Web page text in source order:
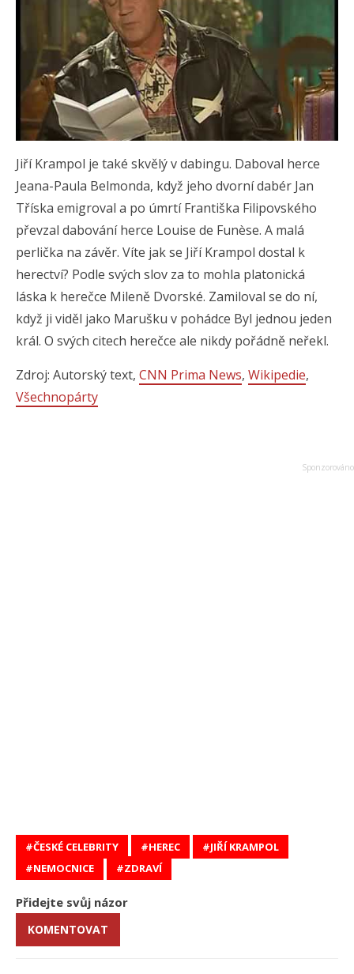
Jiří Krampol je také skvělý v dabingu. Daboval herce
Jeana-Paula Belmonda, když jeho dvorní dabér Jan
Tříska emigroval a po úmrtí Františka Filipovského
převzal dabování herce Louise de Funèse. A malá
perlička na závěr. Víte jak se Jiří Krampol dostal k
herectví? Podle svých slov za to mohla platonická
láska k herečce Mileně Dvorské. Zamiloval se do ní,
když ji viděl jako Marušku v pohádce Byl jednou jeden
král. O svých citech herečce ale nikdy pořádně neřekl.
Zdroj: Autorský text, CNN Prima News, Wikipedie,
Všechnopárty
ČESKÉ CELEBRITY HEREC
JIŘÍ KRAMPOL
NEMOCNICE
ZDRAVÍ
Přidejte svůj názor
KOMENTOVAT